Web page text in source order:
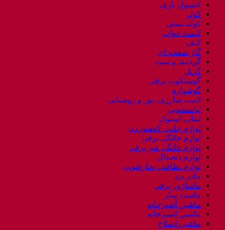
کنسول بازی
کولر
کوله پشتی
کیسه خواب
کیف
گاز صفحه ای
گردنبند و ست
گریل
گوشتکوب برقی
گوشواره
لامپ شارژی، نور و روشنایی
لباسشویی
لپتاب استوک
لوازم جانبی کوهنوردی
لوازم خانگی برقی
لوازم خانگی غیر برقی
لوازم دیجیتال
لوازم نظافتی بخارشویی
مادر برد
ماساژور برقی
ماست ساز
ماشین آشپزخانه
ماشین اشپزخانه
ماشین اصلاح